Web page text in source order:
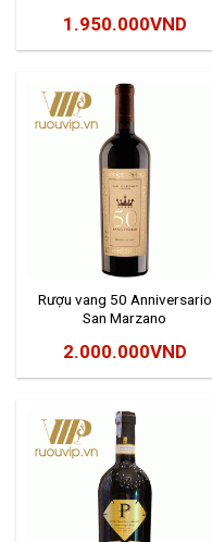
1.950.000VND
Rượu vang 50 Anniversario
San Marzano
2.000.000VND